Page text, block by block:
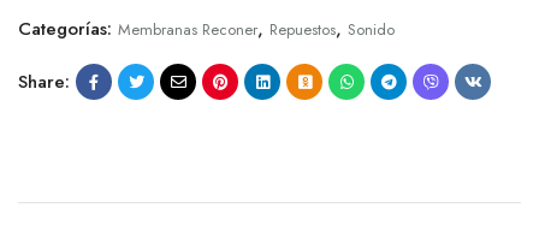
Categorías: Membranas Reconer, Repuestos, Sonido
Share: